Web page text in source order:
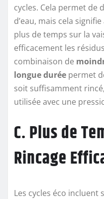
cycles. Cela permet
d’eau, mais cela
plus de temps sur la
efficacement les
combinaison de
longue durée permet
soit suffisamment rincé,
utilisée avec une
C. Plus de
Rincage
Les cycles éco incluent